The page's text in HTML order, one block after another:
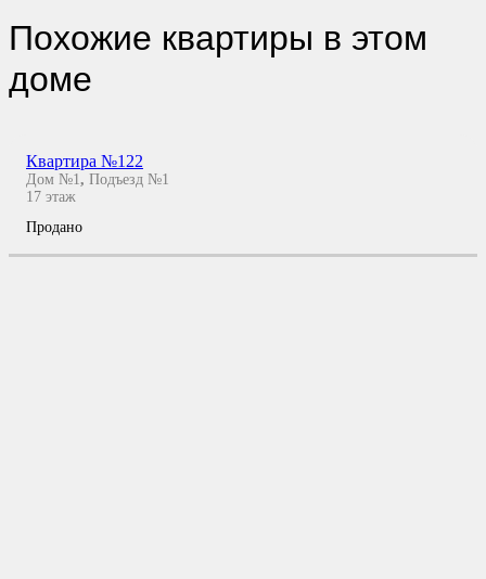
Похожие квартиры в этом
доме
Квартира №122
Дом №1, Подъезд №1
17 этаж
Продано